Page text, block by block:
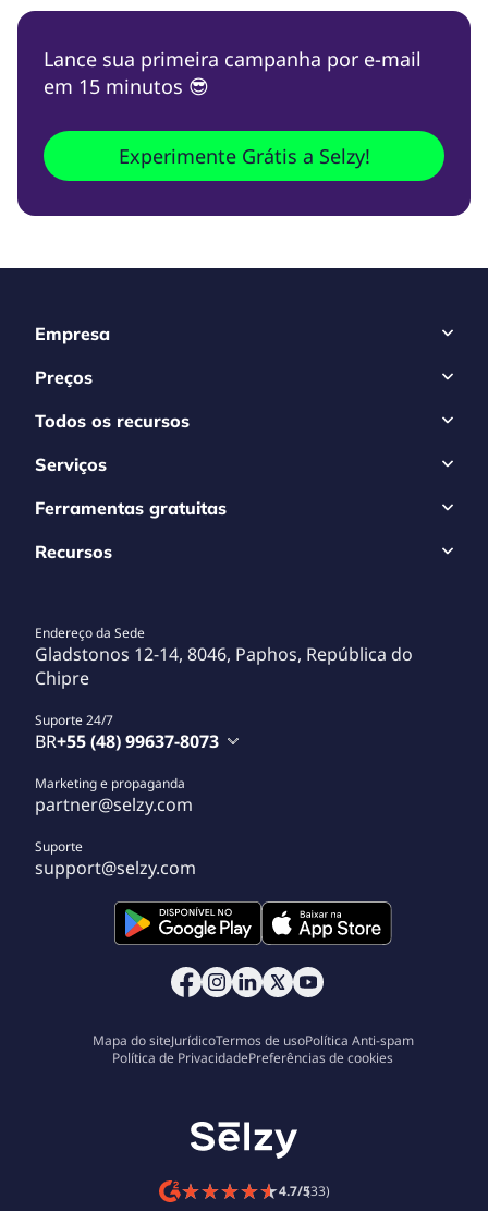
Lance sua primeira campanha por e-mail
em 15 minutos 😎
Experimente Grátis a Selzy!
Empresa
Preços
Todos os recursos
Serviços
Ferramentas gratuitas
Recursos
Endereço da Sede
Gladstonos 12-14, 8046, Paphos, República do
Chipre
Suporte 24/7
BR+55 (48) 99637-8073
Marketing e propaganda
partner@selzy.com
Suporte
support@selzy.com
Mapa do siteJurídicoTermos de usoPolítica Anti-spam
Política de PrivacidadePreferências de cookies
★★★★★
★★★★★4.7/5(33)